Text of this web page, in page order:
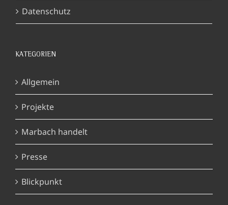
Datenschutz
KATEGORIEN
Allgemein
Projekte
Marbach handelt
Presse
Blickpunkt